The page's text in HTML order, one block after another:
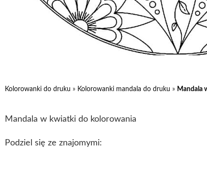
Kolorowanki do druku » Kolorowanki mandala do druku » Mandala
Mandala w kwiatki do kolorowania
Podziel się ze znajomymi: